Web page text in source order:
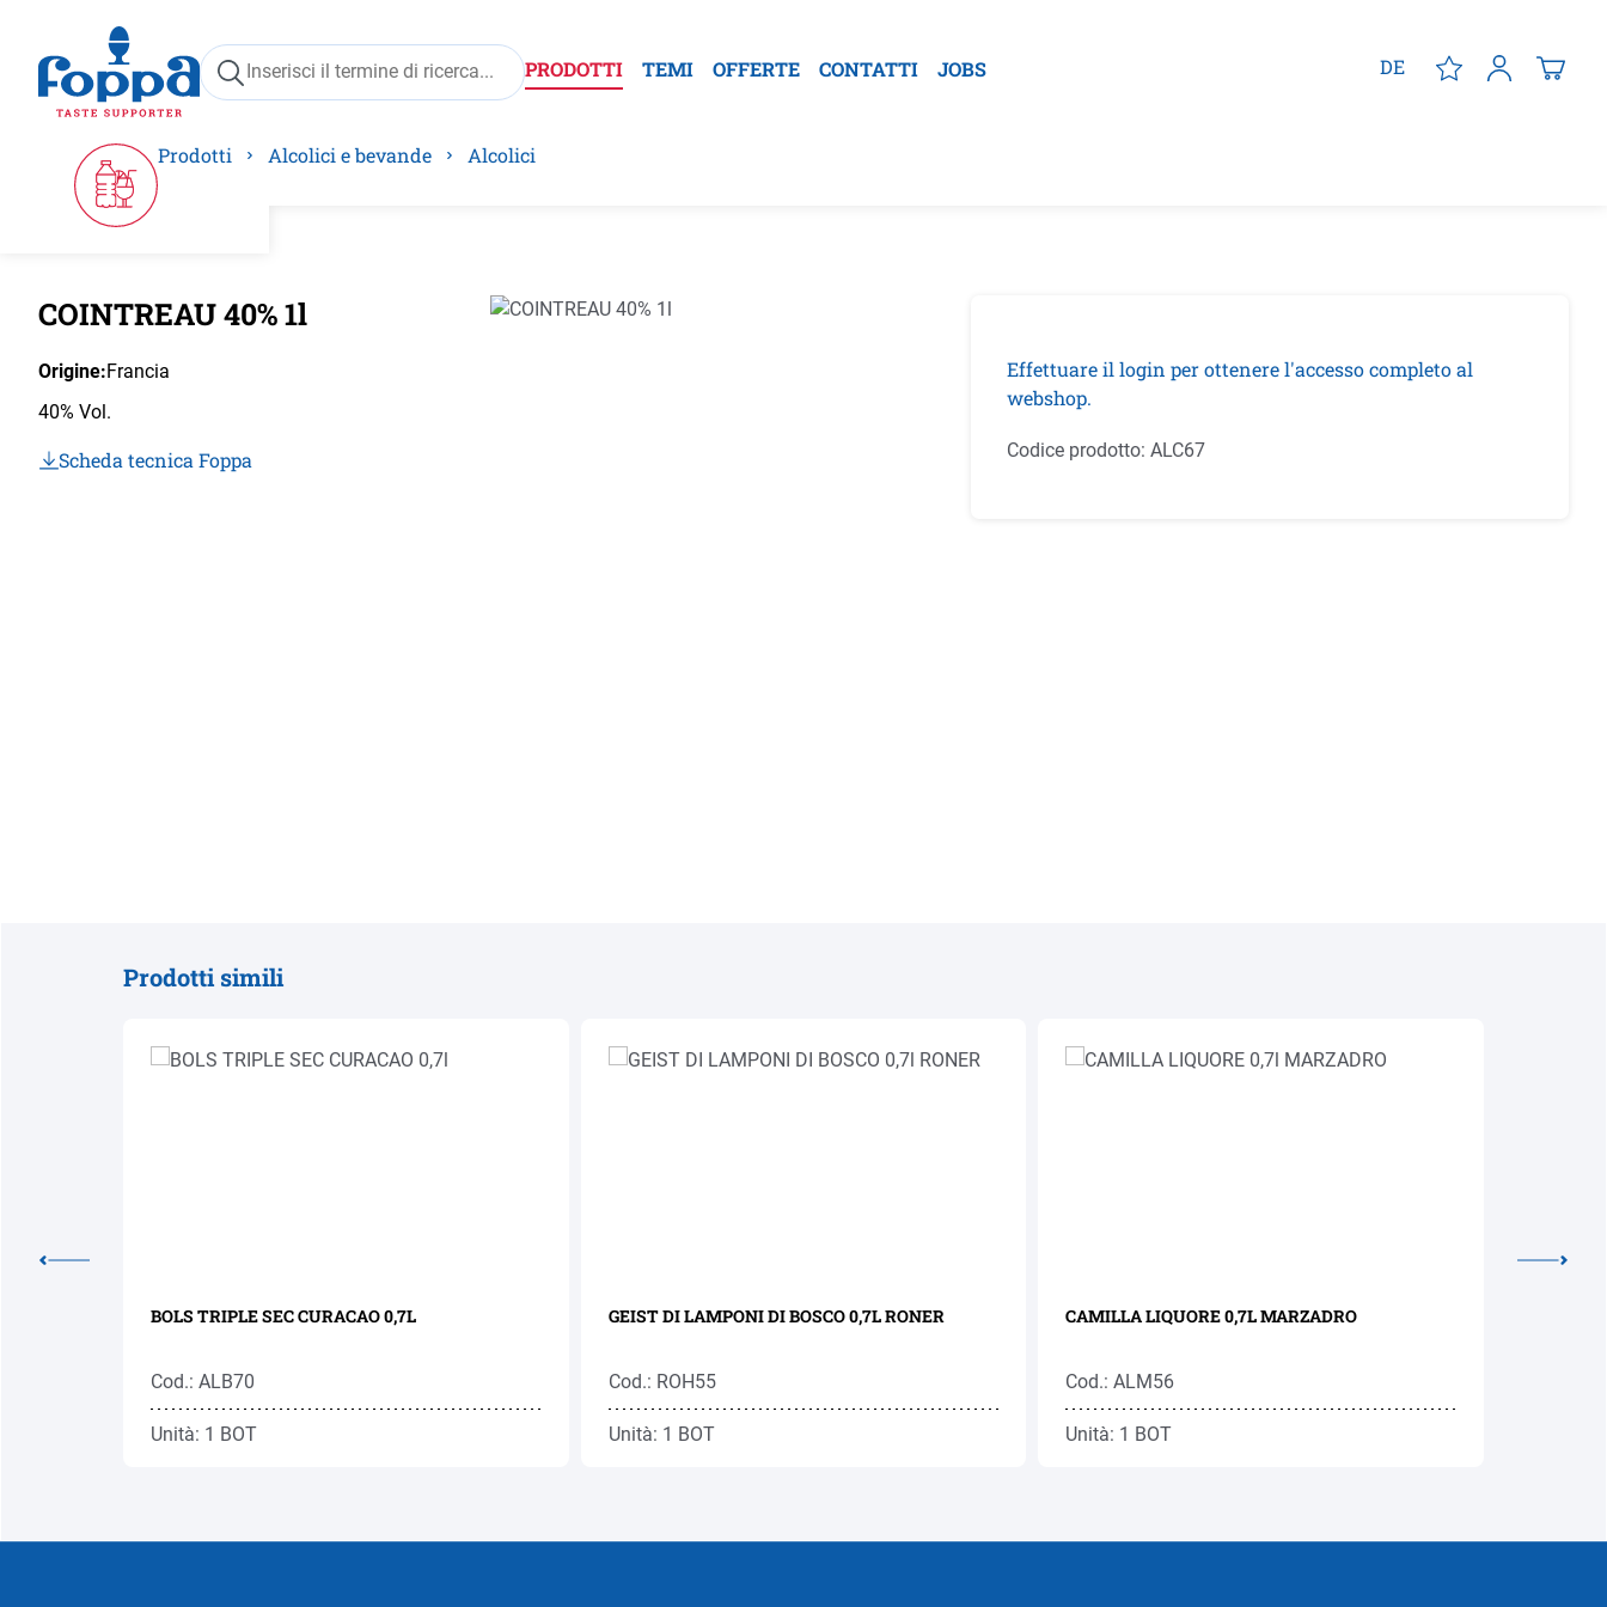
Passa alla navigazione principale
PRODOTTI TEMI OFFERTE CONTATTI JOBS DE
Prodotti Alcolici e bevande Alcolici
COINTREAU 40% 1l
Origine:Francia
40% Vol.
Scheda tecnica Foppa
Salta la galleria di immagini
Effettuare il login per ottenere l'accesso completo al
webshop.
Codice prodotto: ALC67
Prodotti simili
BOLS TRIPLE SEC CURACAO 0,7L
Cod.: ALB70
Unità: 1 BOT
GEIST DI LAMPONI DI BOSCO 0,7L RONER
Cod.: ROH55
Unità: 1 BOT
CAMILLA LIQUORE 0,7L MARZADRO
Cod.: ALM56
Unità: 1 BOT